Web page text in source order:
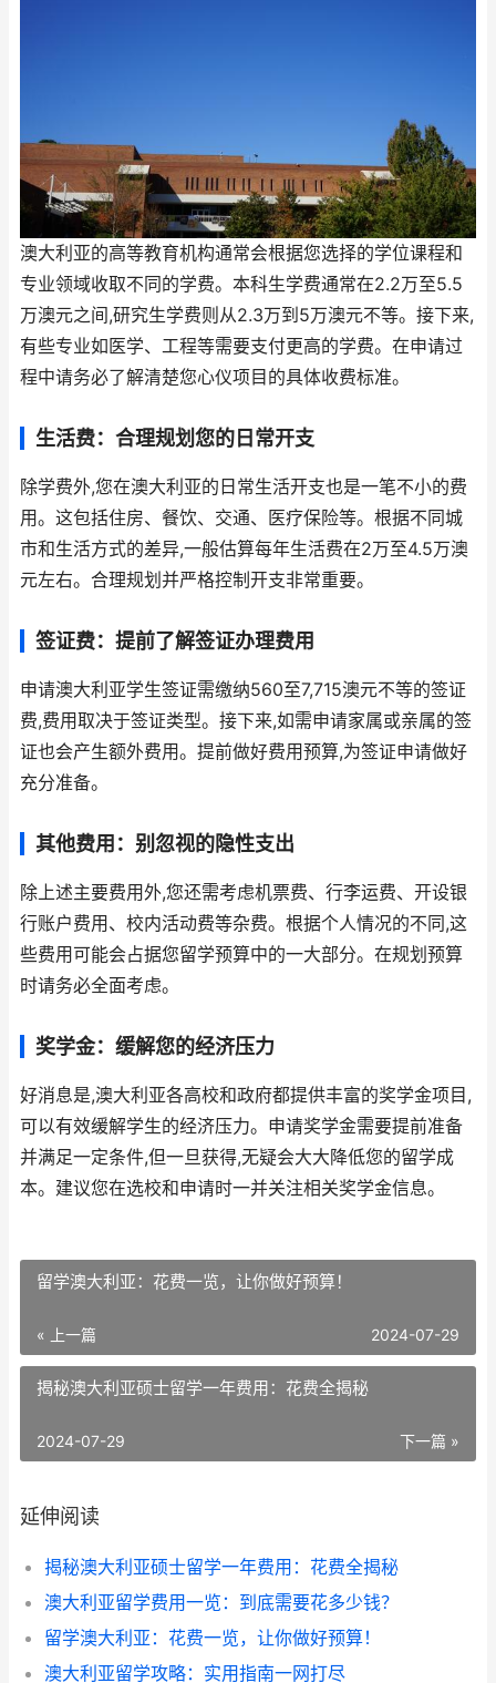
澳大利亚的高等教育机构通常会根据您选择的学位课程和
专业领域收取不同的学费。本科生学费通常在2.2万至5.5
万澳元之间,研究生学费则从2.3万到5万澳元不等。接下来,
有些专业如医学、工程等需要支付更高的学费。在申请过
程中请务必了解清楚您心仪项目的具体收费标准。
生活费：合理规划您的日常开支
除学费外,您在澳大利亚的日常生活开支也是一笔不小的费
用。这包括住房、餐饮、交通、医疗保险等。根据不同城
市和生活方式的差异,一般估算每年生活费在2万至4.5万澳
元左右。合理规划并严格控制开支非常重要。
签证费：提前了解签证办理费用
申请澳大利亚学生签证需缴纳560至7,715澳元不等的签证
费,费用取决于签证类型。接下来,如需申请家属或亲属的签
证也会产生额外费用。提前做好费用预算,为签证申请做好
充分准备。
其他费用：别忽视的隐性支出
除上述主要费用外,您还需考虑机票费、行李运费、开设银
行账户费用、校内活动费等杂费。根据个人情况的不同,这
些费用可能会占据您留学预算中的一大部分。在规划预算
时请务必全面考虑。
奖学金：缓解您的经济压力
好消息是,澳大利亚各高校和政府都提供丰富的奖学金项目,
可以有效缓解学生的经济压力。申请奖学金需要提前准备
并满足一定条件,但一旦获得,无疑会大大降低您的留学成
本。建议您在选校和申请时一并关注相关奖学金信息。
留学澳大利亚：花费一览，让你做好预算！
« 上一篇 2024-07-29
揭秘澳大利亚硕士留学一年费用：花费全揭秘
下一篇 »
2024-07-29
延伸阅读
揭秘澳大利亚硕士留学一年费用：花费全揭秘
澳大利亚留学费用一览：到底需要花多少钱？
留学澳大利亚：花费一览，让你做好预算！
澳大利亚留学攻略：实用指南一网打尽